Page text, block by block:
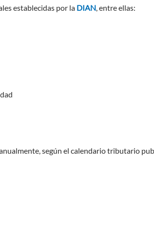
establecidas por la DIAN , entre ellas:
según el calendario tributario